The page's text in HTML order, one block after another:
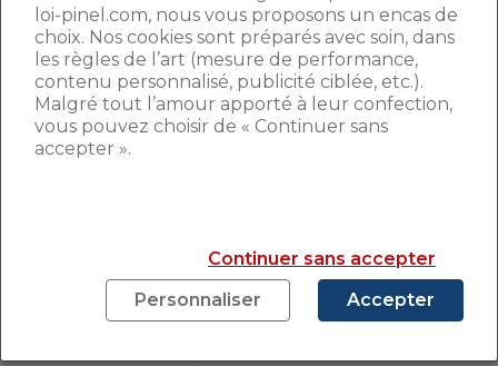
de ce baromètre”.
RÉDUIRE SES FRAIS POUR
PAYER SON LOYER
forcés de rogner sur les autres dépenses,
dans l’alimentation pour 54% d’entre eux
et dans l’habillement pour 49%.Pire, 45%
loi-pinel.com, nous vous proposons un encas de
choix. Nos cookies sont préparés avec soin, dans
les règles de l’art (mesure de performance,
contenu personnalisé, publicité ciblée, etc.).
Malgré tout l’amour apporté à leur confection,
vous pouvez choisir de « Continuer sans
accepter ».
Continuer sans accepter
Personnaliser
Accepter